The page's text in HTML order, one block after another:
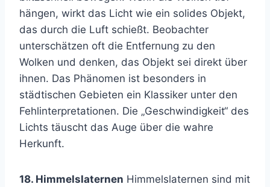
hängen, wirkt das Licht wie ein solides Objekt,
das durch die Luft schießt. Beobachter
unterschätzen oft die Entfernung zu den
Wolken und denken, das Objekt sei direkt über
ihnen. Das Phänomen ist besonders in
städtischen Gebieten ein Klassiker unter den
Fehlinterpretationen. Die „Geschwindigkeit“ des
Lichts täuscht das Auge über die wahre
Herkunft.
18. Himmelslaternen Himmelslaternen sind mit